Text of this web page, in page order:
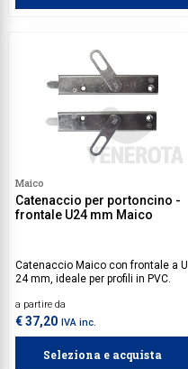
Maico
Catenaccio per portoncino -
frontale U24 mm Maico
Catenaccio Maico con frontale a U
24 mm, ideale per profili in PVC.
a partire da
€ 37,20 IVA inc.
Seleziona e acquista